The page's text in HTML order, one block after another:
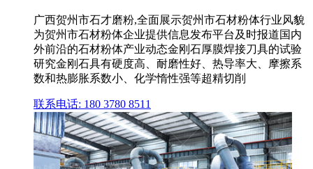
广西贺州市石才磨粉,全面展示贺州市石材粉体行业风貌
为贺州市石材粉体企业提供信息发布平台及时报道国内
外前沿的石材粉体产业动态金刚石厚膜焊接刀具的试验
研究金刚石具有硬度高、耐磨性好、热导率大、摩擦系
数和热膨胀系数小、化学惰性强等超精切削
联系电话: 180 3780 8511